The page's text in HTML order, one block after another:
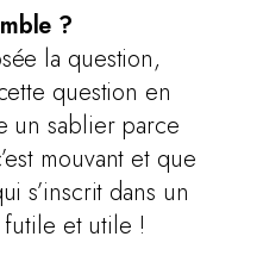
?
la question,
question en
un sablier parce
mouvant et que
s’inscrit dans un
futile et utile !